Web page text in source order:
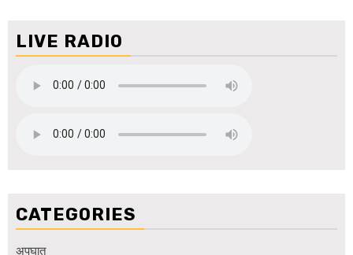
LIVE RADIO
CATEGORIES
अपघात